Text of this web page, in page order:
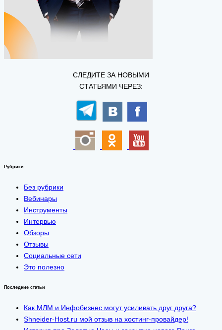
СЛЕДИТЕ ЗА НОВЫМИ
СТАТЬЯМИ ЧЕРЕЗ:
Рубрики
Без рубрики
Вебинары
Инструменты
Интервью
Обзоры
Отзывы
Социальные сети
Это полезно
Последние статьи
Как МЛМ и Инфобизнес могут усиливать друг друга?
Shneider-Host.ru мой отзыв на хостинг-провайдер!